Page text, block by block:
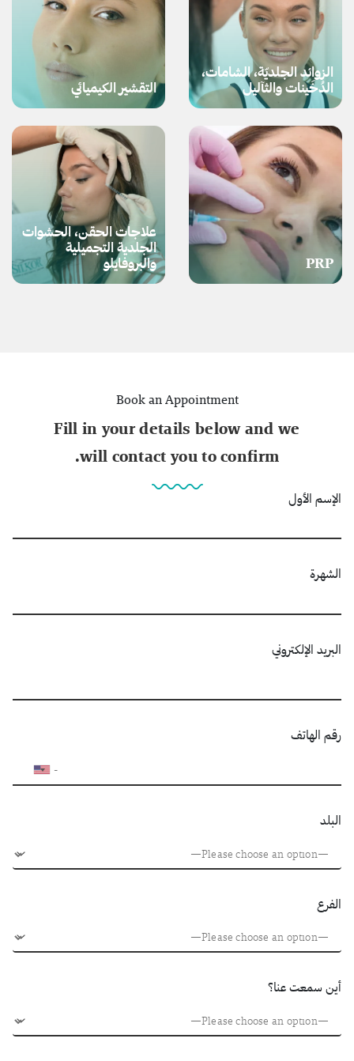
الزوائد الجلديّة، الشامات،
الدُخَينات والثآليل
التقشير الكيميائي
PRP
علاجات الحقن، الحشوات
الجلدية التجميلية
والبروفايلو
Book an Appointment
Fill in your details below and we
will contact you to confirm.
الإسم الأول
الشهرة
البريد الإلكتروني
رقم الهاتف
البلد
الفرع
أين سمعت عنا؟